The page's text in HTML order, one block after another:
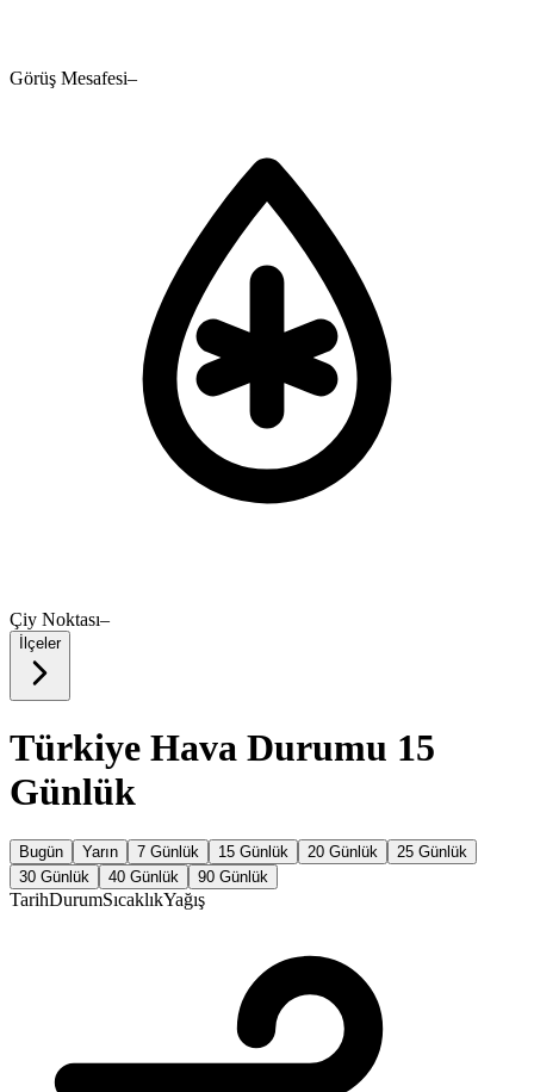
Görüş Mesafesi–
Çiy Noktası–
İlçeler
Türkiye Hava Durumu 15
Günlük
Bugün Yarın 7 Günlük 15 Günlük 20 Günlük
25 Günlük
30 Günlük
40 Günlük 90 Günlük
TarihDurumSıcaklıkYağış